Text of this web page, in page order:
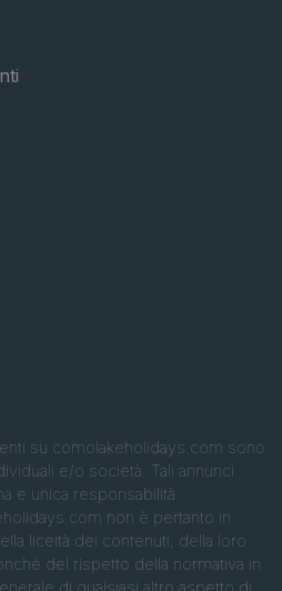
su comolakeholidays.com sono
e/o società. Tali annunci
e unica responsabilità
non è pertanto in
liceità dei contenuti, della loro
del rispetto della normativa in
di qualsiasi altro aspetto di